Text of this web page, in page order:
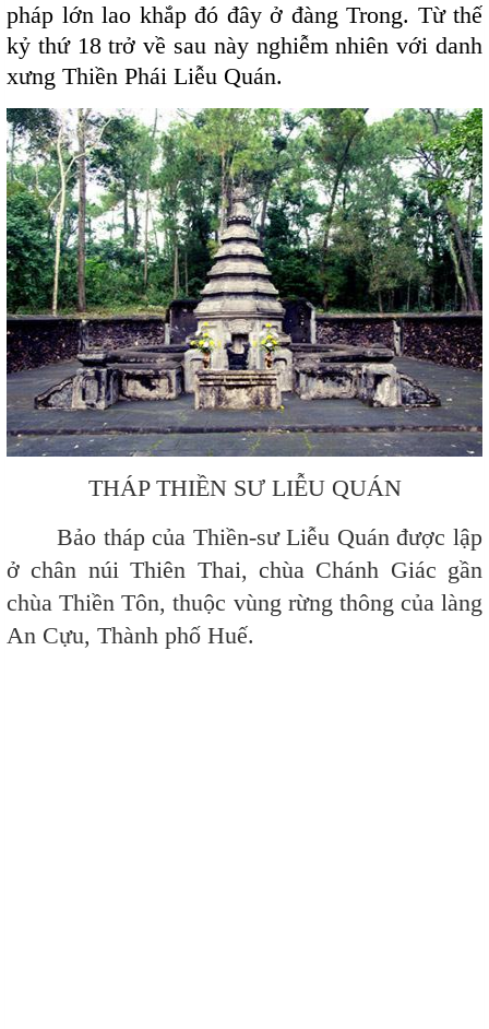
pháp lớn lao khắp đó đây ở đàng Trong. Từ thế
kỷ thứ 18 trở về sau này nghiễm nhiên với danh
xưng Thiền Phái Liễu Quán.
THÁP THIỀN SƯ LIỄU QUÁN
Bảo tháp của Thiền-sư Liễu Quán được lập
ở chân núi Thiên Thai, chùa Chánh Giác gần
chùa Thiền Tôn, thuộc vùng rừng thông của làng
An Cựu, Thành phố Huế.